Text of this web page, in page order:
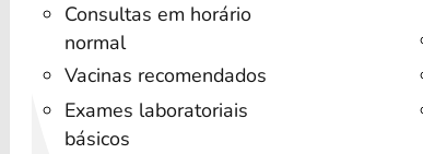
Consultas em horário
normal
Vacinas recomendados
Exames laboratoriais
básicos